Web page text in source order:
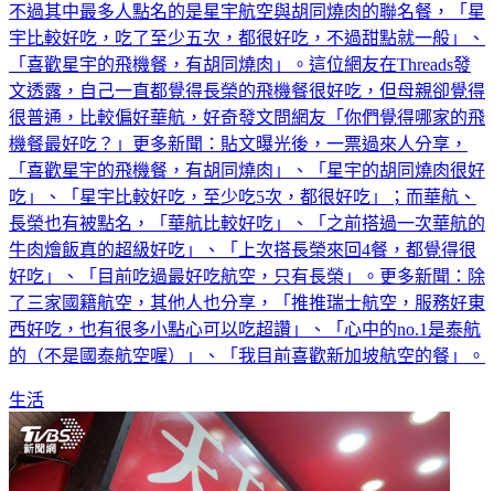
不過其中最多人點名的是星宇航空與胡同燒肉的聯名餐，「星
宇比較好吃，吃了至少五次，都很好吃，不過甜點就一般」、
「喜歡星宇的飛機餐，有胡同燒肉」。這位網友在Threads發
文透露，自己一直都覺得長榮的飛機餐很好吃，但母親卻覺得
很普通，比較偏好華航，好奇發文問網友「你們覺得哪家的飛
機餐最好吃？」更多新聞：貼文曝光後，一票過來人分享，
「喜歡星宇的飛機餐，有胡同燒肉」、「星宇的胡同燒肉很好
吃」、「星宇比較好吃，至少吃5次，都很好吃」；而華航、
長榮也有被點名，「華航比較好吃」、「之前搭過一次華航的
牛肉燴飯真的超級好吃」、「上次搭長榮來回4餐，都覺得很
好吃」、「目前吃過最好吃航空，只有長榮」。更多新聞：除
了三家國籍航空，其他人也分享，「推推瑞士航空，服務好東
西好吃，也有很多小點心可以吃超讚」、「心中的no.1是泰航
的（不是國泰航空喔）」、「我目前喜歡新加坡航空的餐」。
生活